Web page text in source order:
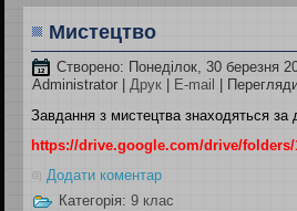
Мистецтво
Створено: Понеділок, 30 березня
Administrator |Друк E-mail
|
Завдання з мистецтва знаходяться
https://drive.google.com/drive/folders/
Додати коментар
Категорія:9 клас